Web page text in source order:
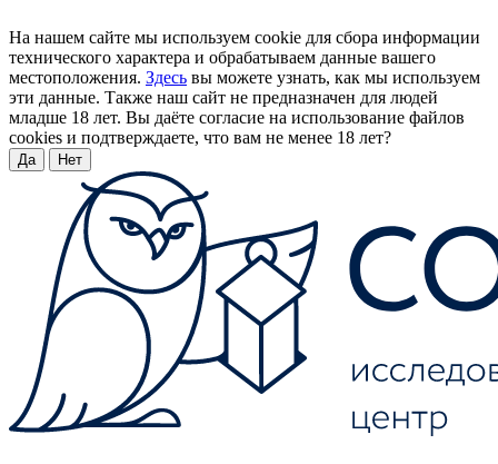
На нашем сайте мы используем cookie для сбора информации
технического характера и обрабатываем данные вашего
местоположения. Здесь вы можете узнать, как мы используем
эти данные. Также наш сайт не предназначен для людей
младше 18 лет. Вы даёте согласие на использование файлов
cookies и подтверждаете, что вам не менее 18 лет?
Да Нет